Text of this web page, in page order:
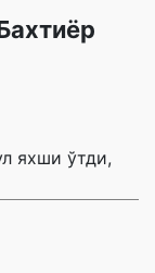
яхши ўтди,